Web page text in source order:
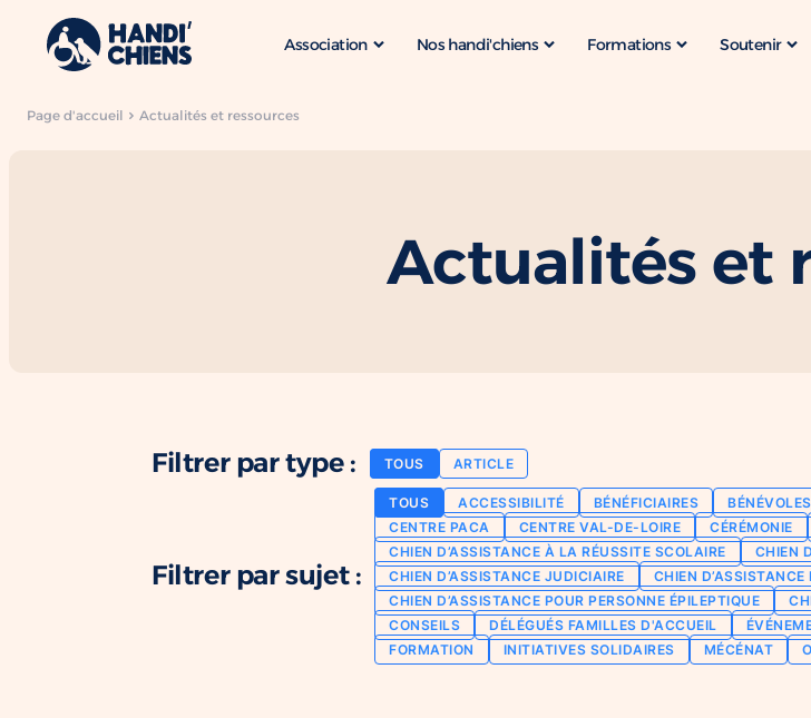
Association Nos handi'chiens Formations Soutenir
Page d'accueil Actualités et ressources
Actualités et
Filtrer par type : TOUS ARTICLE
Filtrer par sujet :
TOUS ACCESSIBILITÉ BÉNÉFICIAIRES BÉNÉVOLES
CENTRE PACA
CENTRE VAL-DE-LOIRE CÉRÉMONIE
CHIEN D’ASSISTANCE À LA RÉUSSITE SCOLAIRE
CHIEN
CHIEN D’ASSISTANCE JUDICIAIRE
CHIEN
CHIEN D’ASSISTANCE POUR PERSONNE ÉPILEPTIQUE
CONSEILS
DÉLÉGUÉS FAMILLES D'ACCUEIL
FORMATION
INITIATIVES SOLIDAIRES MÉCÉNAT